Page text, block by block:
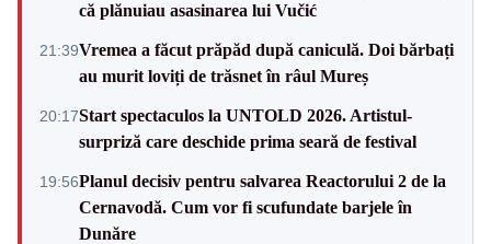
că plănuiau asasinarea lui Vučić
21:39Vremea a făcut prăpăd după caniculă. Doi bărbați
au murit loviți de trăsnet în râul Mureș
20:17Start spectaculos la UNTOLD 2026. Artistul-
surpriză care deschide prima seară de festival
19:56Planul decisiv pentru salvarea Reactorului 2 de la
Cernavodă. Cum vor fi scufundate barjele în
Dunăre